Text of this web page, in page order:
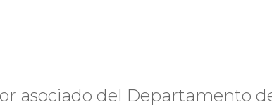
asociado del Departamento